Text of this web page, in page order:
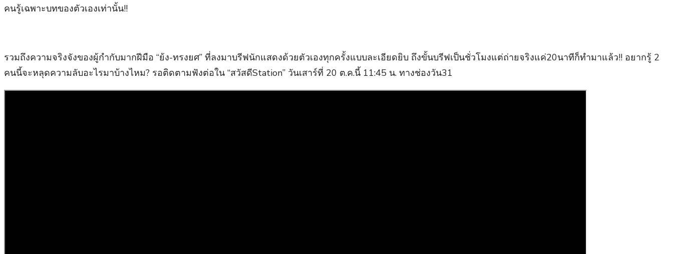
คนรู้เฉพาะบทของตัวเองเท่านั้น!!
รวมถึงความจริงจังของผู้กำกับมากฝีมือ “ย้ง-ทรงยศ” ที่ลงมาบรีฟนักแสดงด้วยตัวเองทุกครั้งแบบละเอียดยิบ ถึงขั้นบรีฟเป็นชั่วโมงแต่ถ่ายจริงแค่20นาทีก็ทำมาแล้ว!! อยากรู้ 2
คนนี้จะหลุดความลับอะไรมาบ้างไหม? รอติดตามฟังต่อใน “สวัสดีStation” วันเสาร์ที่ 20 ต.ค.นี้ 11:45 น. ทางช่องวัน31